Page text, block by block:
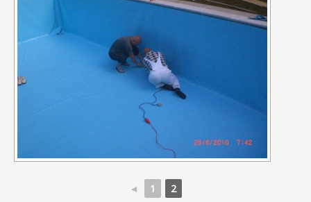
◄ 1 2